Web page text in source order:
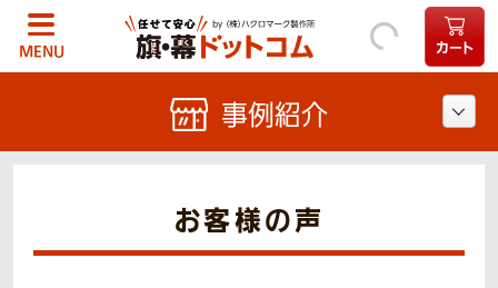
MENU カート
お客様の声
事例紹介